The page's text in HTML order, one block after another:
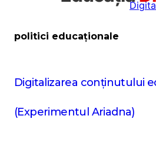
politici educaționale
Digitalizarea conținutului
(Experimentul Ariadna)